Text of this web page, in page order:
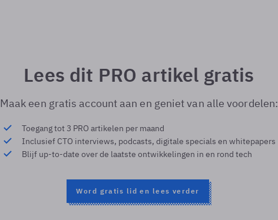
Lees dit PRO artikel gratis
Maak een gratis account aan en geniet van alle voordelen:
Toegang tot 3 PRO artikelen per maand
Inclusief CTO interviews, podcasts, digitale specials en whitepapers
Blijf up-to-date over de laatste ontwikkelingen in en rond tech
Word gratis lid en lees verder